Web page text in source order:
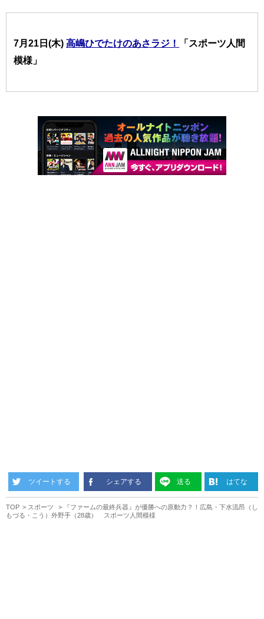
7月21日(木)高嶋ひでたけのあさラジ！
「スポーツ人間
模様」
ツイートする シェアする 送る はてな
TOP スポーツ
『ファームの最終兵器』が優勝への原動力？！広島・下水流昂（し
もづる・こう）外野手（28歳） スポーツ人間模様